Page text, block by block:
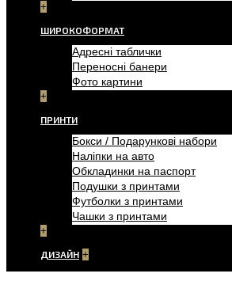
+
ШИРОКОФОРМАТ
Адресні таблички
Переносні банери
Фото картини
+
ПРИНТИ
Бокси / Подарункові набори
Наліпки на авто
Обкладинки на паспорт
Подушки з принтами
Футболки з принтами
Чашки з принтами
+
ДИЗАЙН +